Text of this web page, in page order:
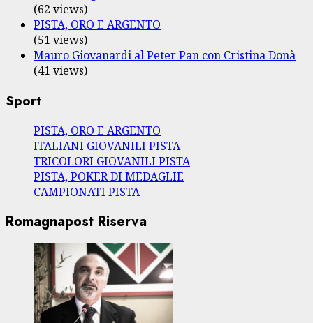
(62 views)
PISTA, ORO E ARGENTO
(51 views)
Mauro Giovanardi al Peter Pan con Cristina Donà
(41 views)
Sport
PISTA, ORO E ARGENTO
ITALIANI GIOVANILI PISTA
TRICOLORI GIOVANILI PISTA
PISTA, POKER DI MEDAGLIE
CAMPIONATI PISTA
Romagnapost Riserva